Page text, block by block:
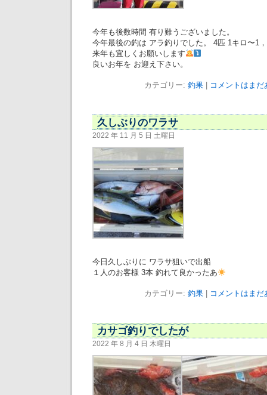
今年も後数時間 有り難うございました。
今年最後の釣は アラ釣りでした。 4匹 1キロ〜1
来年も宜しくお願いします
良いお年を お迎え下さい。
カテゴリー: 釣果| コメントはまだ
久しぶりのワラサ
2022 年 11 月 5 日 土曜日
今日久しぶりに ワラサ狙いで出船
１人のお客様 3本 釣れて良かったあ
カテゴリー: 釣果| コメントはまだ
カサゴ釣りでしたが
2022 年 8 月 4 日 木曜日